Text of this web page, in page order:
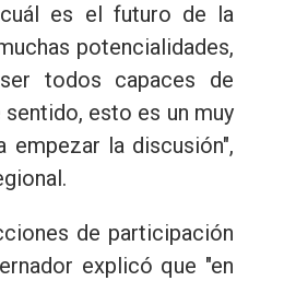
es el futuro de la
potencialidades,
todos capaces de
esto es un muy
empezar la discusión",
de participación
explicó que "en